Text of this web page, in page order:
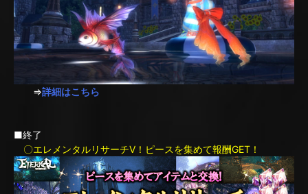
⇒詳細はこちら
■終了
〇エレメンタルリサーチV！ピースを集めて報酬GET！